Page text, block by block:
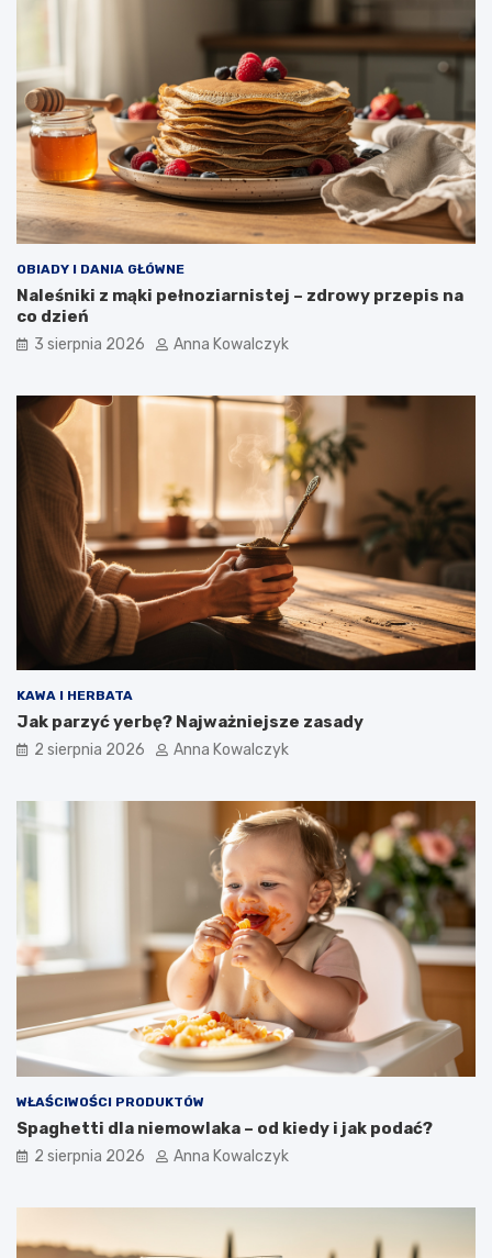
OBIADY I DANIA GŁÓWNE
Naleśniki z mąki pełnoziarnistej – zdrowy przepis na
co dzień
3 sierpnia 2026 Anna Kowalczyk
KAWA I HERBATA
Jak parzyć yerbę? Najważniejsze zasady
2 sierpnia 2026 Anna Kowalczyk
WŁAŚCIWOŚCI PRODUKTÓW
Spaghetti dla niemowlaka – od kiedy i jak podać?
2 sierpnia 2026 Anna Kowalczyk